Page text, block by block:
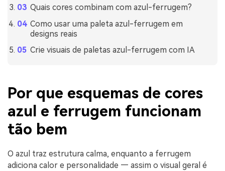
Quais cores combinam com azul-ferrugem?
Como usar uma paleta azul-ferrugem em
designs reais
Crie visuais de paletas azul-ferrugem com IA
Por que esquemas de cores
azul e ferrugem funcionam
tão bem
O azul traz estrutura calma, enquanto a ferrugem
adiciona calor e personalidade — assim o visual geral é